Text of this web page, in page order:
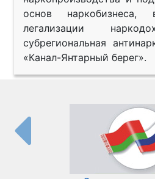
основ наркобизнеса,
легализации
субрегиональная
«Канал-Янтарный берег».